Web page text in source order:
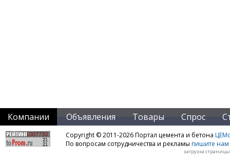
Компании Объявления Товары Спрос
Copyright © 2011-2026 Портал цемента и бетона
По вопросам сотрудничества и рекламы пишите нам
загрузка